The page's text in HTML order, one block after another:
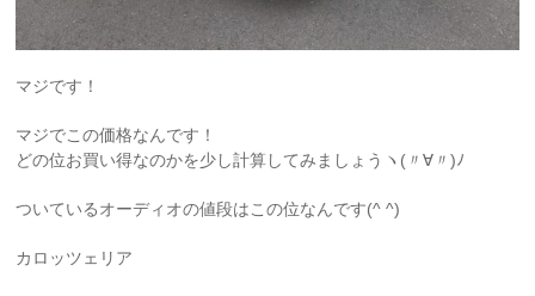
マジです！
マジでこの価格なんです！
どの位お買い得なのかを少し計算してみましょうヽ(〃∀〃)ﾉ
ついているオーディオの値段はこの位なんです(^ ^)
カロッツェリア